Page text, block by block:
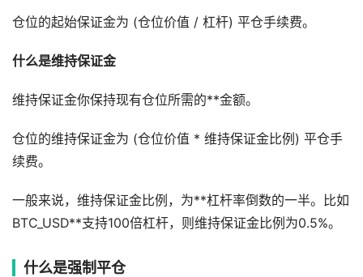
仓位的起始保证金为 (仓位价值 / 杠杆) 平仓手续费。
什么是维持保证金
维持保证金你保持现有仓位所需的**金额。
仓位的维持保证金为 (仓位价值 * 维持保证金比例) 平仓手
续费。
一般来说，维持保证金比例，为**杠杆率倒数的一半。比如
BTC_USD**支持100倍杠杆，则维持保证金比例为0.5%。
什么是强制平仓